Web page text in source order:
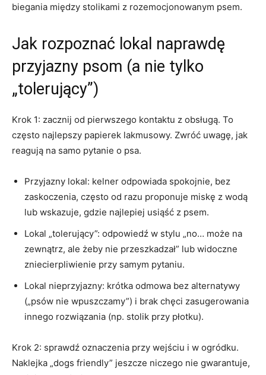
biegania między stolikami z rozemocjonowanym psem.
Jak rozpoznać lokal naprawdę
przyjazny psom (a nie tylko
„tolerujący”)
Krok 1: zacznij od pierwszego kontaktu z obsługą. To
często najlepszy papierek lakmusowy. Zwróć uwagę, jak
reagują na samo pytanie o psa.
Przyjazny lokal: kelner odpowiada spokojnie, bez
zaskoczenia, często od razu proponuje miskę z wodą
lub wskazuje, gdzie najlepiej usiąść z psem.
Lokal „tolerujący”: odpowiedź w stylu „no… może na
zewnątrz, ale żeby nie przeszkadzał” lub widoczne
zniecierpliwienie przy samym pytaniu.
Lokal nieprzyjazny: krótka odmowa bez alternatywy
(„psów nie wpuszczamy”) i brak chęci zasugerowania
innego rozwiązania (np. stolik przy płotku).
Krok 2: sprawdź oznaczenia przy wejściu i w ogródku.
Naklejka „dogs friendly” jeszcze niczego nie gwarantuje,